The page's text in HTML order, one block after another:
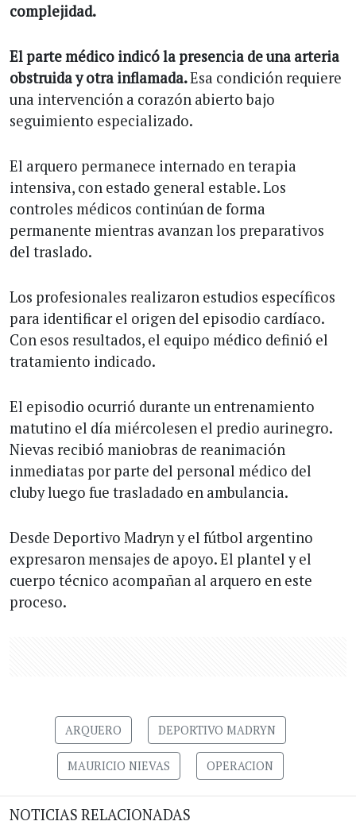
complejidad.
El parte médico indicó la presencia de una arteria
obstruida y otra inflamada.Esa condición requiere
una intervención a corazón abierto bajo
seguimiento especializado.
El arquero permanece internado en terapia
intensiva, con estado general estable. Los
controles médicos continúan de forma
permanente mientras avanzan los preparativos
del traslado.
Los profesionales realizaron estudios específicos
para identificar el origen del episodio cardíaco.
Con esos resultados, el equipo médico definió el
tratamiento indicado.
El episodio ocurrió durante un entrenamiento
matutino el día miércolesen el predio aurinegro.
Nievas recibió maniobras de reanimación
inmediatas por parte del personal médico del
cluby luego fue trasladado en ambulancia.
Desde Deportivo Madryn y el fútbol argentino
expresaron mensajes de apoyo. El plantel y el
cuerpo técnico acompañan al arquero en este
proceso.
ARQUERO DEPORTIVO MADRYN
MAURICIO NIEVAS OPERACION
NOTICIAS RELACIONADAS